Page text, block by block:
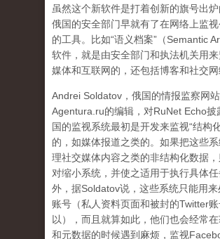
虽然这个新软件是打着创新的旗号出
俄国的安全部门早就有了在网络上监
的工具。比如“语义档案”（Semantic
软件，就是由安全部门和执法机关用
媒体和互联网的，还包括博客和社交网
Andrei Soldatov，俄国的情报监察网站
Agentura.ru的编辑，对RuNet Echo披
国的监视系统最初是开发来监视“结构
的，如媒体报道之类的。如果把这些
理社交媒体内容之类的非结构化数据
对缩小系统，并使之适用于执行具体
外，据Soldatov说，这些系统只能用
账号（私人资料页面和被封的Twitter
以），而且就算如此，他们也会经常
和元数据的时候遇到麻烦，监视